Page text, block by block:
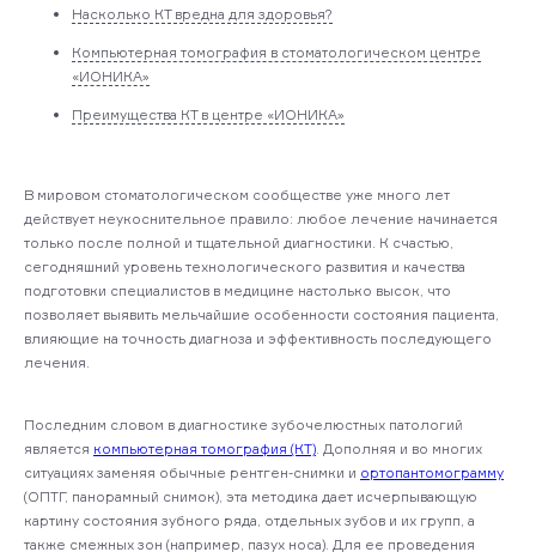
Насколько КТ вредна для здоровья?
Компьютерная томография в стоматологическом центре
«ИОНИКА»
Преимущества КТ в центре «ИОНИКА»
В мировом стоматологическом сообществе уже много лет
действует неукоснительное правило: любое лечение начинается
только после полной и тщательной диагностики. К счастью,
сегодняшний уровень технологического развития и качества
подготовки специалистов в медицине настолько высок, что
позволяет выявить мельчайшие особенности состояния пациента,
влияющие на точность диагноза и эффективность последующего
лечения.
Последним словом в диагностике зубочелюстных патологий
является компьютерная томография (КТ). Дополняя и во многих
ситуациях заменяя обычные рентген-снимки и ортопантомограмму
(ОПТГ, панорамный снимок), эта методика дает исчерпывающую
картину состояния зубного ряда, отдельных зубов и их групп, а
также смежных зон (например, пазух носа). Для ее проведения